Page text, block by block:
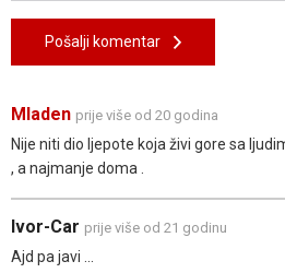
Pošalji komentar
Mladen prije više od 20 godina
Nije niti dio ljepote koja živi gore sa
, a najmanje doma .
Ivor-Car prije više od 21 godinu
Ajd pa javi ...